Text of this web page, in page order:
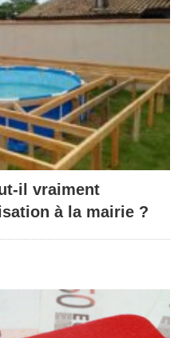
il vraiment
à la mairie ?